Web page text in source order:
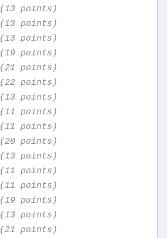
(13 points)
(13 points)
(13 points)
(19 points)
(21 points)
(22 points)
(13 points)
(11 points)
(11 points)
(20 points)
(13 points)
(11 points)
(11 points)
(19 points)
(13 points)
(21 points)